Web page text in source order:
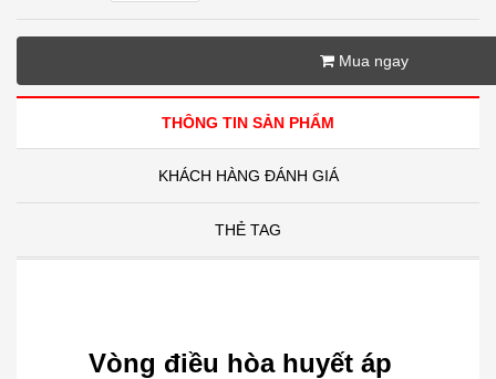
Mua ngay
THÔNG TIN SẢN PHẨM
KHÁCH HÀNG ĐÁNH GIÁ
THẺ TAG
Vòng điều hòa huyết áp